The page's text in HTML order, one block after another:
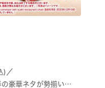
)／
豪華ネタが勢揃い